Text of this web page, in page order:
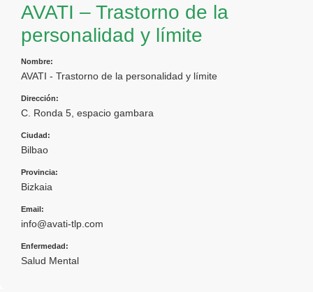
AVATI – Trastorno de la
personalidad y límite
Nombre:
AVATI - Trastorno de la personalidad y límite
Dirección:
C. Ronda 5, espacio gambara
Ciudad:
Bilbao
Provincia:
Bizkaia
Email:
info@avati-tlp.com
Enfermedad:
Salud Mental